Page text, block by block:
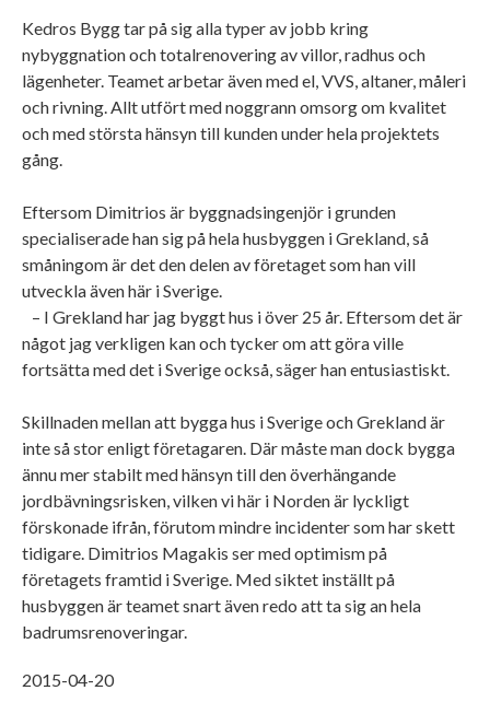
Kedros Bygg tar på sig alla typer av jobb kring
nybyggnation och totalrenovering av villor, radhus och
lägenheter. Teamet arbetar även med el, VVS, altaner, måleri
och rivning. Allt utfört med noggrann omsorg om kvalitet
och med största hänsyn till kunden under hela projektets
gång.
Eftersom Dimitrios är byggnadsingenjör i grunden
specialiserade han sig på hela husbyggen i Grekland, så
småningom är det den delen av företaget som han vill
utveckla även här i Sverige.
– I Grekland har jag byggt hus i över 25 år. Eftersom det är
något jag verkligen kan och tycker om att göra ville
fortsätta med det i Sverige också, säger han entusiastiskt.
Skillnaden mellan att bygga hus i Sverige och Grekland är
inte så stor enligt företagaren. Där måste man dock bygga
ännu mer stabilt med hänsyn till den överhängande
jordbävningsrisken, vilken vi här i Norden är lyckligt
förskonade ifrån, förutom mindre incidenter som har skett
tidigare. Dimitrios Magakis ser med optimism på
företagets framtid i Sverige. Med siktet inställt på
husbyggen är teamet snart även redo att ta sig an hela
badrumsrenoveringar.
2015-04-20